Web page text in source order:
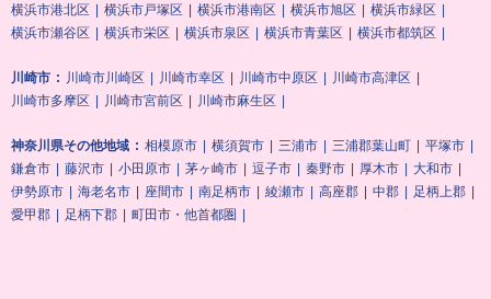
横浜市港北区
横浜市戸塚区 横浜市港南区 横浜市旭区
横浜市緑区
横浜市瀬谷区
横浜市栄区 横浜市泉区 横浜市青葉区 横浜市都筑区
川崎市 川崎市川崎区 川崎市幸区 川崎市中原区
川崎市高津区
川崎市多摩区
川崎市宮前区 川崎市麻生区
神奈川県その他地域 相模原市 横須賀市 三浦市 三浦郡葉山町
平塚市
鎌倉市
藤沢市 小田原市 茅ヶ崎市 逗子市 秦野市 厚木市
大和市
伊勢原市
海老名市 座間市 南足柄市 綾瀬市 高座郡 中郡
足柄上郡
愛甲郡
足柄下郡 町田市・他首都圏